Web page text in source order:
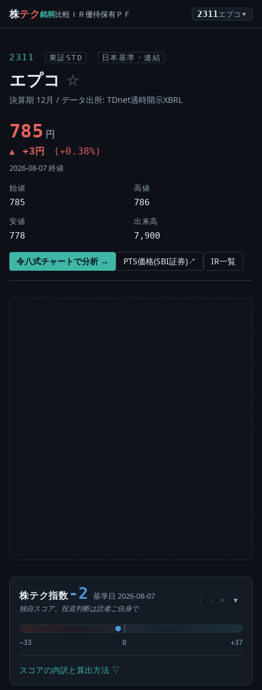
株テク銘柄比較 ＩＲ優待保有ＰＦ 2311 エプコ ▼
2311 東証STD 日本基準・連結
エプコ ☆
決算期 12月 / データ出所: TDnet適時開示XBRL
785 円
▲ +3円 (+0.38%)
2026-08-07 終値
始値
785
高値
786
安値
778
出来高
7,900
令八式チャートで分析 → PTS価格(SBI証券)↗ IR一覧
株テク指数 -2 基準日 2026-08-07
独自スコア。投資判断は読者ご自身で
↑ ↓ ×
−33 0 +37
スコアの内訳と算出方法 ▽